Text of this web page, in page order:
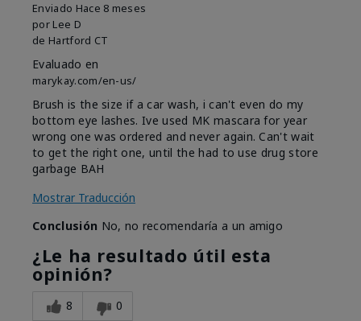
Enviado Hace 8 meses
por Lee D
de Hartford CT
Evaluado en
marykay.com/en-us/
Brush is the size if a car wash, i can't even do my
bottom eye lashes. Ive used MK mascara for year
wrong one was ordered and never again. Can't wait
to get the right one, until the had to use drug store
garbage BAH
Mostrar Traducción
Conclusión No, no recomendaría a un amigo
¿Le ha resultado útil esta
opinión?
8 0